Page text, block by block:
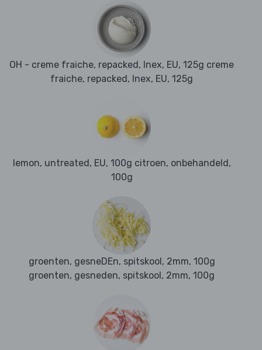
OH - creme fraiche, repacked, Inex, EU, 125g creme
fraiche, repacked, Inex, EU, 125g
lemon, untreated, EU, 100g citroen, onbehandeld,
100g
groenten, gesneDEn, spitskool, 2mm, 100g
groenten, gesneden, spitskool, 2mm, 100g